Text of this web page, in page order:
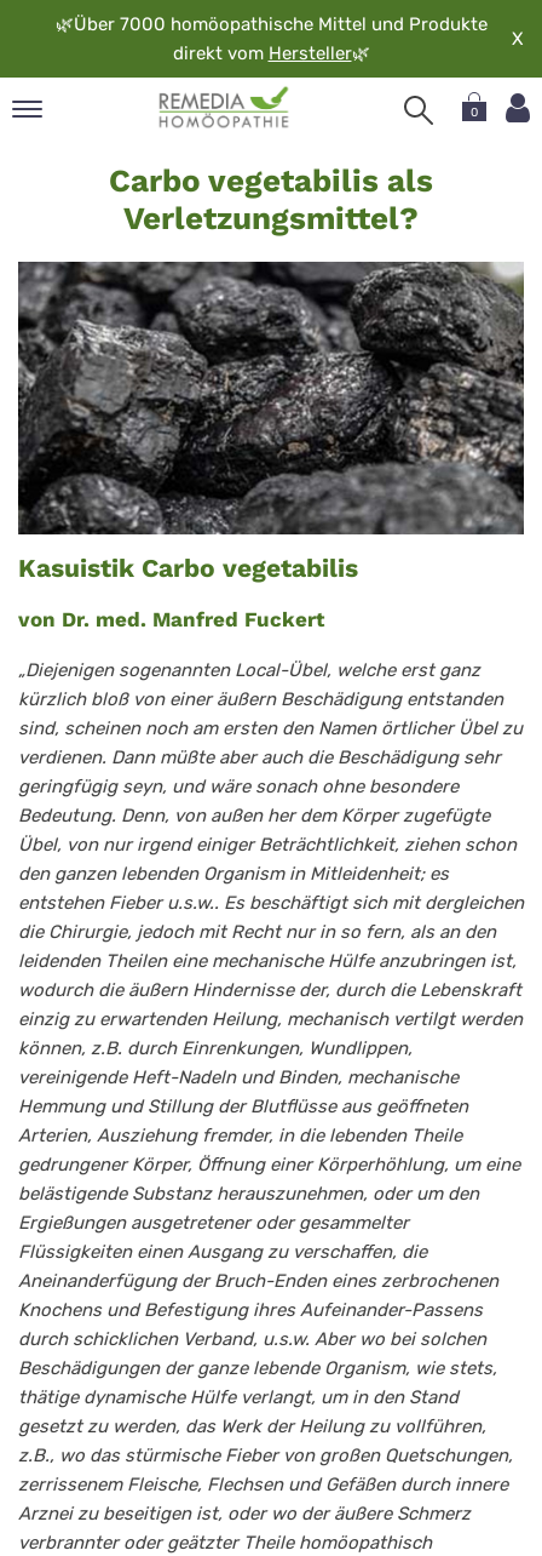
🌿Über 7000 homöopathische Mittel und Produkte
direkt vom Hersteller🌿
X
0
vegetabilis
Fuckert
Carbo vegetabilis als
Verletzungsmittel?
Kasuistik Carbo vegetabilis
von Dr. med. Manfred Fuckert
„Diejenigen sogenannten Local-Übel, welche erst ganz
kürzlich bloß von einer äußern Beschädigung entstanden
sind, scheinen noch am ersten den Namen örtlicher Übel zu
verdienen. Dann müßte aber auch die Beschädigung sehr
geringfügig seyn, und wäre sonach ohne besondere
Bedeutung. Denn, von außen her dem Körper zugefügte
Übel, von nur irgend einiger Beträchtlichkeit, ziehen schon
den ganzen lebenden Organism in Mitleidenheit; es
entstehen Fieber u.s.w.. Es beschäftigt sich mit dergleichen
die Chirurgie, jedoch mit Recht nur in so fern, als an den
leidenden Theilen eine mechanische Hülfe anzubringen ist,
wodurch die äußern Hindernisse der, durch die Lebenskraft
einzig zu erwartenden Heilung, mechanisch vertilgt werden
können, z.B. durch Einrenkungen, Wundlippen,
vereinigende Heft-Nadeln und Binden, mechanische
Hemmung und Stillung der Blutflüsse aus geöffneten
Arterien, Ausziehung fremder, in die lebenden Theile
gedrungener Körper, Öffnung einer Körperhöhlung, um eine
belästigende Substanz herauszunehmen, oder um den
Ergießungen ausgetretener oder gesammelter
Flüssigkeiten einen Ausgang zu verschaffen, die
Aneinanderfügung der Bruch-Enden eines zerbrochenen
Knochens und Befestigung ihres Aufeinander-Passens
durch schicklichen Verband, u.s.w. Aber wo bei solchen
Beschädigungen der ganze lebende Organism, wie stets,
thätige dynamische Hülfe verlangt, um in den Stand
gesetzt zu werden, das Werk der Heilung zu vollführen,
z.B., wo das stürmische Fieber von großen Quetschungen,
zerrissenem Fleische, Flechsen und Gefäßen durch innere
Arznei zu beseitigen ist, oder wo der äußere Schmerz
verbrannter oder geätzter Theile homöopathisch